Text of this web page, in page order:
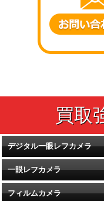
デジタル一眼レフカメラ
一眼レフカメラ
フィルムカメラ